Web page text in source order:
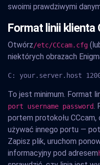
swoimi prawdziwymi
Format linii klienta
Otwórz/etc/CCcam.cfg
niektórych obrazach
C: your.server.host
To jest minimum. Format
port username password.
portem protokołu
używać innego portu —
Zapisz plik, uruchom
informacyjny pod adresem